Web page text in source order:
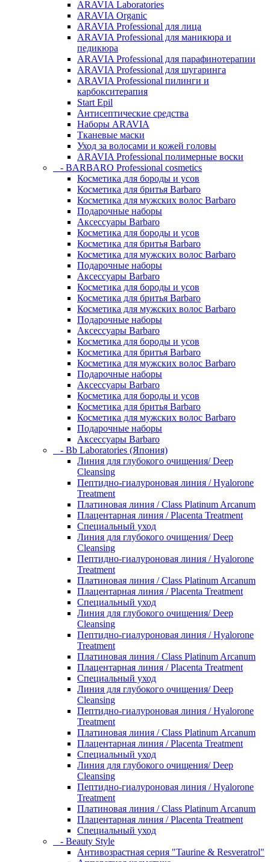
ARAVIA Laboratories
ARAVIA Organic
ARAVIA Professional для лица
ARAVIA Professional для маникюра и
педикюра
ARAVIA Professional для парафинотерапии
ARAVIA Professional для шугаринга
ARAVIA Professional пилинги и
карбокситерапия
Start Epil
Антисептические средства
Наборы ARAVIA
Тканевые маски
Уход за волосами и кожей головы
ARAVIA Professional полимерные воски
- BARBARO Professional cosmetics
Косметика для бороды и усов
Косметика для бритья Barbaro
Косметика для мужских волос Barbaro
Подарочные наборы
Аксессуары Barbaro
Косметика для бороды и усов
Косметика для бритья Barbaro
Косметика для мужских волос Barbaro
Подарочные наборы
Аксессуары Barbaro
Косметика для бороды и усов
Косметика для бритья Barbaro
Косметика для мужских волос Barbaro
Подарочные наборы
Аксессуары Barbaro
Косметика для бороды и усов
Косметика для бритья Barbaro
Косметика для мужских волос Barbaro
Подарочные наборы
Аксессуары Barbaro
Косметика для бороды и усов
Косметика для бритья Barbaro
Косметика для мужских волос Barbaro
Подарочные наборы
Аксессуары Barbaro
- Bb Laboratories (Япония)
Линия для глубокого очищения/ Deep
Cleansing
Пептидно-гиалуроновая линия / Hyalorone
Treatment
Платиновая линия / Class Platinum Arcanum
Плацентарная линия / Placenta Treatment
Специальный уход
Линия для глубокого очищения/ Deep
Cleansing
Пептидно-гиалуроновая линия / Hyalorone
Treatment
Платиновая линия / Class Platinum Arcanum
Плацентарная линия / Placenta Treatment
Специальный уход
Линия для глубокого очищения/ Deep
Cleansing
Пептидно-гиалуроновая линия / Hyalorone
Treatment
Платиновая линия / Class Platinum Arcanum
Плацентарная линия / Placenta Treatment
Специальный уход
Линия для глубокого очищения/ Deep
Cleansing
Пептидно-гиалуроновая линия / Hyalorone
Treatment
Платиновая линия / Class Platinum Arcanum
Плацентарная линия / Placenta Treatment
Специальный уход
Линия для глубокого очищения/ Deep
Cleansing
Пептидно-гиалуроновая линия / Hyalorone
Treatment
Платиновая линия / Class Platinum Arcanum
Плацентарная линия / Placenta Treatment
Специальный уход
- Beauty Style
Антивозрастная серия "Taurine & Resveratrol"